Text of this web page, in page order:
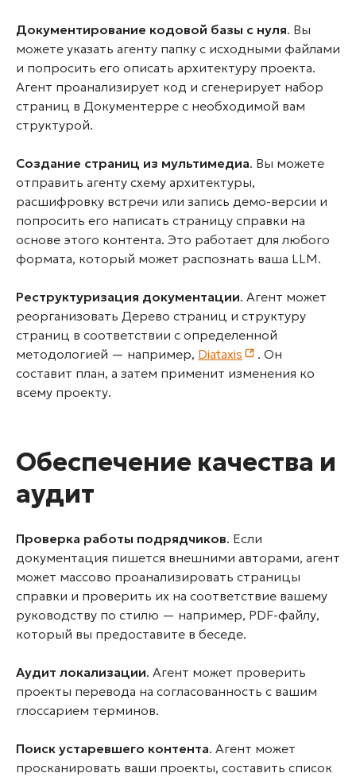
Документирование кодовой базы с нуля. Вы
можете указать агенту папку с исходными файлами
и попросить его описать архитектуру проекта.
Агент проанализирует код и сгенерирует набор
страниц в Документерре с необходимой вам
структурой.
Создание страниц из мультимедиа. Вы можете
отправить агенту схему архитектуры,
расшифровку встречи или запись демо-версии и
попросить его написать страницу справки на
основе этого контента. Это работает для любого
формата, который может распознать ваша LLM.
Реструктуризация документации. Агент может
реорганизовать Дерево страниц и структуру
страниц в соответствии с определенной
методологией — например, Diataxis
. Он
составит план, а затем применит изменения ко
всему проекту.
Обеспечение качества и
аудит
Проверка работы подрядчиков. Если
документация пишется внешними авторами, агент
может массово проанализировать страницы
справки и проверить их на соответствие вашему
руководству по стилю — например, PDF-файлу,
который вы предоставите в беседе.
Аудит локализации. Агент может проверить
проекты перевода на согласованность с вашим
глоссарием терминов.
Поиск устаревшего контента. Агент может
просканировать ваши проекты, составить список